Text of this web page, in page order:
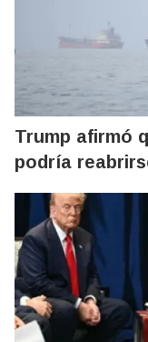
Trump afirmó
podría